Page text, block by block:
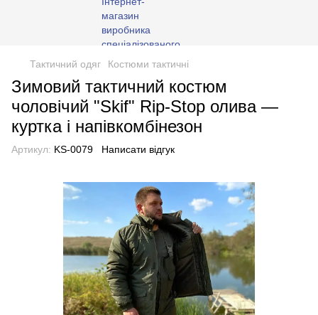
Тактичний одяг Костюми тактичні
Зимовий тактичний костюм
чоловічий "Skif" Rip-Stop олива —
куртка і напівкомбінезон
Артикул: KS-0079 Написати відгук